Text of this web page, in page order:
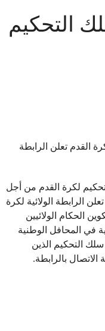
التحكيم
القدم تعلن الرابطة
لكرة القدم من أجل
الرابطة الولائية لكرة
الحكام الولائيين
في المحافل الوطنية
سلك التحكيم الذين